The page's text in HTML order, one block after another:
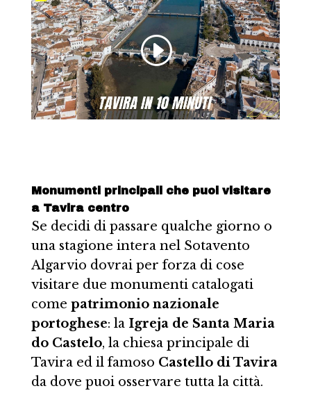
Monumenti principali che puoi visitare
a Tavira centro
Se decidi di passare qualche giorno o
una stagione intera nel Sotavento
Algarvio dovrai per forza di cose
visitare due monumenti catalogati
come patrimonio nazionale
portoghese: laIgreja de Santa Maria
do Castelo, la chiesa principale di
Tavira ed il famoso Castello di Tavira
da dove puoi osservare tutta la città.